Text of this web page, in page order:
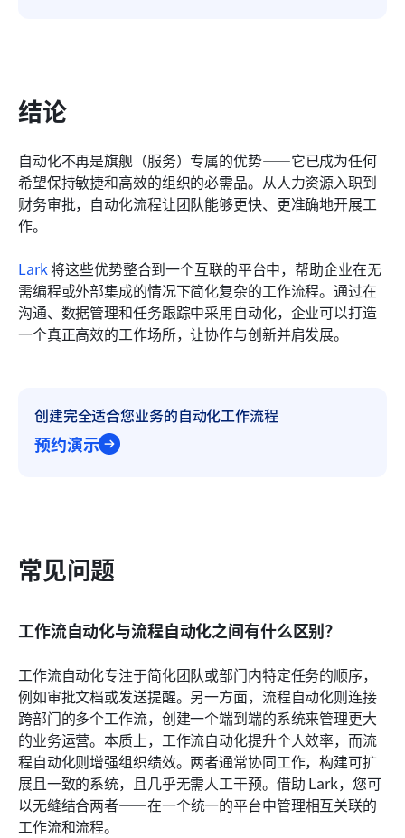
结论
自动化不再是旗舰（服务）专属的优势——它已成为任何
希望保持敏捷和高效的组织的必需品。从人力资源入职到
财务审批，自动化流程让团队能够更快、更准确地开展工
作。
Lark 将这些优势整合到一个互联的平台中，帮助企业在无
需编程或外部集成的情况下简化复杂的工作流程。通过在
沟通、数据管理和任务跟踪中采用自动化，企业可以打造
一个真正高效的工作场所，让协作与创新并肩发展。
创建完全适合您业务的自动化工作流程
预约演示
常见问题
工作流自动化与流程自动化之间有什么区别？
工作流自动化专注于简化团队或部门内特定任务的顺序，
例如审批文档或发送提醒。另一方面，流程自动化则连接
跨部门的多个工作流，创建一个端到端的系统来管理更大
的业务运营。本质上，工作流自动化提升个人效率，而流
程自动化则增强组织绩效。两者通常协同工作，构建可扩
展且一致的系统，且几乎无需人工干预。借助 Lark，您可
以无缝结合两者——在一个统一的平台中管理相互关联的
工作流和流程。